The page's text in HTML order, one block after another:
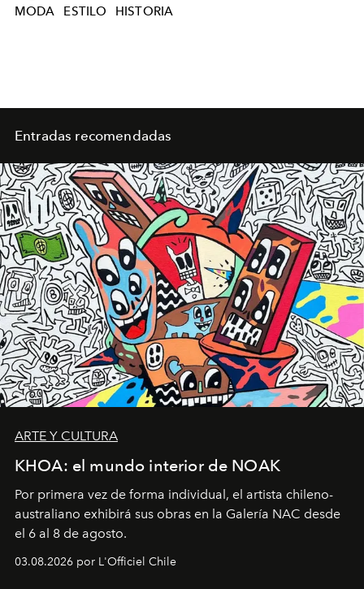
MODA ESTILO HISTORIA
Entradas recomendadas
ARTE Y CULTURA
KHOA: el mundo interior de NOAK
Por primera vez de forma individual, el artista chileno-
australiano exhibirá sus obras en la Galería NAC desde
el 6 al 8 de agosto.
03.08.2026 por L'Officiel Chile